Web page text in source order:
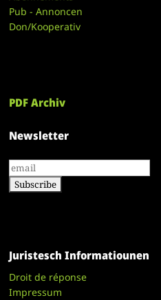
Pub - Annoncen
Don/Kooperativ
PDF Archiv
Newsletter
Juristesch Informatiounen
Droit de réponse
Impressum